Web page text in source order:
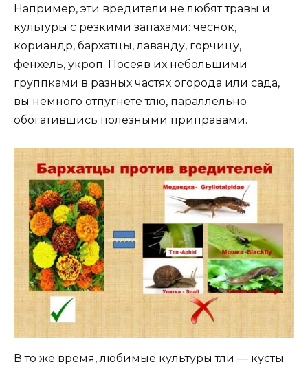
Например, эти вредители не любят травы и
культуры с резкими запахами: чеснок,
кориандр, бархатцы, лаванду, горчицу,
фенхель, укроп. Посеяв их небольшими
группками в разных частях огорода или сада,
вы немного отпугнете тлю, параллельно
обогатившись полезными приправами.
В то же время, любимые культуры тли — кусты